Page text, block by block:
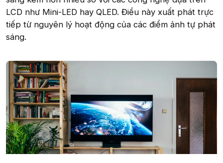
LCD như Mini-LED hay QLED. Điều này xuất phát trực
tiếp từ nguyên lý hoạt động của các điểm ảnh tự phát
sáng.